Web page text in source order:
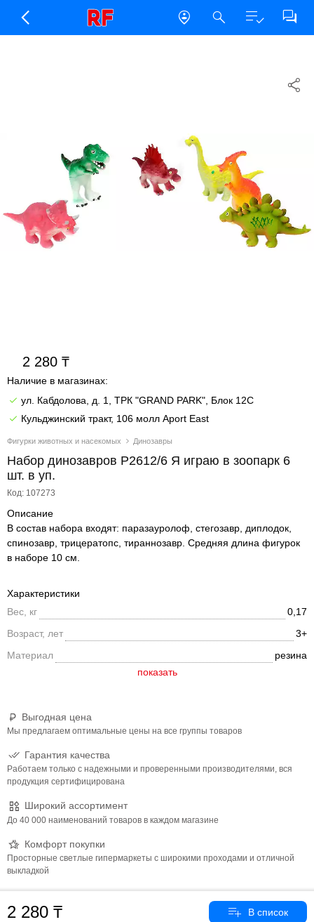
Фигурки животных и насекомых Динозавры
Набор динозавров P2612/6 Я играю в зоопарк 6
шт. в уп.
Код: 107273
2 280
Наличие в магазинах:
ул. Кабдолова, д. 1, ТРК "GRAND PARK", Блок 12C
Кульджинский тракт, 106 молл Aport East
Описание
В состав набора входят: паразауролоф, стегозавр, диплодок,
спинозавр, трицератопс, тираннозавр. Средняя длина фигурок
в наборе 10 см.
Выгодная цена
Мы предлагаем оптимальные цены на все группы товаров
Гарантия качества
Работаем только с надежными и проверенными производителями, вся
продукция сертифицирована
Широкий ассортимент
До 40 000 наименований товаров в каждом магазине
Комфорт покупки
Просторные светлые гипермаркеты с широкими проходами и отличной
выкладкой
Характеристики
Вес, кг
0,17
Возраст, лет
3+
Материал
резина
2 280